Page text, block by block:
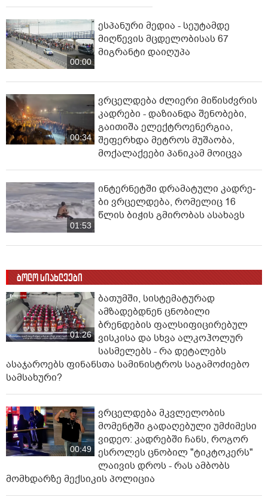
00:00
ესპანური მედია - სეუტამდე
მიღწევის მცდელობისას 67
მიგრანტი დაიღუპა
00:34
ვრცელდება ძლიერი მიწისძვრის
კადრები - დაზიანდა შენობები,
გაითიშა ელექტროენერგია,
შეფერხდა მეტროს მუშაობა,
მოქალაქეები პანიკამ მოიცვა
01:53
ინ­ტერ­ნეტ­ში დრა­მა­ტუ­ლი კად­რე­
ბი ვრცელდება, რომელიც 16
წლის ბიჭის გმირობას ასახავს
ბოლო სიახლეები
01:26
ბათუმში, სისტემატურად
ამზადებდნენ ცნობილი
ბრენდების ფალსიფიცირებულ
ვისკისა და სხვა ალკოჰოლურ
სასმელებს - რა დეტალებს
ასაჯაროებს ფინანსთა სამინისტროს საგამოძიებო
სამსახური?
00:49
ვრცელდება მკვლელობის
მომენტში გადაღებული უმძიმესი
ვიდეო: კადრებში ჩანს, როგორ
ესროლეს ცნობილ "ტიკტოკერს"
ლაივის დროს - რას ამბობს
მომხდარზე მექსიკის პოლიცია